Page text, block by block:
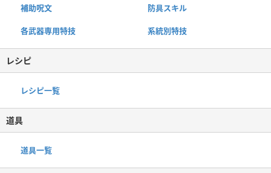
補助呪文 防具スキル
各武器専用特技 系統別特技
レシピ
レシピ一覧
道具
道具一覧